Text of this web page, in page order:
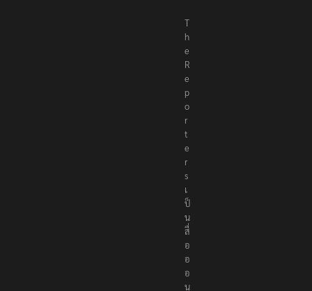
T
h
e
R
e
p
o
r
t
e
r
s
เ
ป็
น
สื่
อ
อ
อ
น